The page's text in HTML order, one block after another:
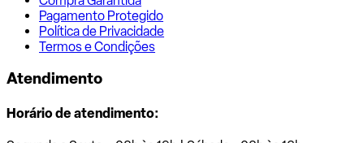
Pagamento Protegido
Política de Privacidade
Termos e Condições
Atendimento
Horário de atendimento: